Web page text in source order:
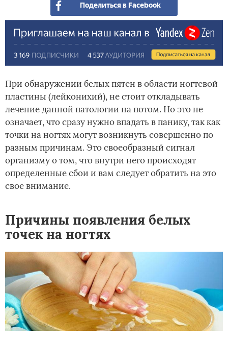
Поделиться в Facebook
При обнаружении белых пятен в области ногтевой
пластины (лейконихий), не стоит откладывать
лечение данной патологии на потом. Но это не
означает, что сразу нужно впадать в панику, так как
точки на ногтях могут возникнуть совершенно по
разным причинам. Это своеобразный сигнал
организму о том, что внутри него происходят
определенные сбои и вам следует обратить на это
свое внимание.
Причины появления белых
точек на ногтях